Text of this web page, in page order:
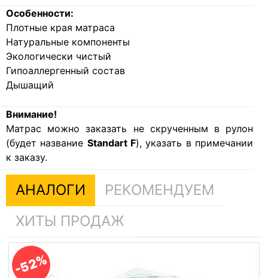
Особенности:
Плотные края матраса
Натуральные компоненты
Экологически чистый
Гипоаллергенный состав
Дышащий
Внимание!
Матрас можно заказать не скрученным в рулон
(будет название Standart F), указать в примечании
к заказу.
АНАЛОГИ
РЕКОМЕНДУЕМ
ХИТЫ ПРОДАЖ
-52%